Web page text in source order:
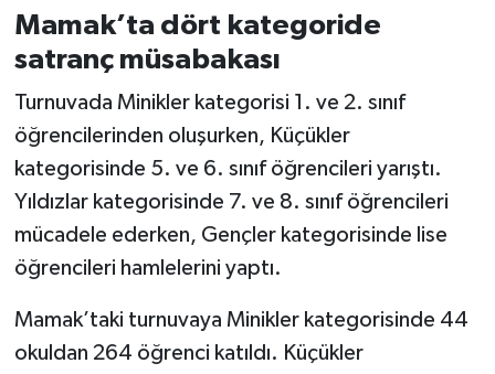
Mamak’ta dört kategoride
satranç müsabakası
Turnuvada Minikler kategorisi 1. ve 2. sınıf
öğrencilerinden oluşurken, Küçükler
kategorisinde 5. ve 6. sınıf öğrencileri yarıştı.
Yıldızlar kategorisinde 7. ve 8. sınıf öğrencileri
mücadele ederken, Gençler kategorisinde lise
öğrencileri hamlelerini yaptı.
Mamak’taki turnuvaya Minikler kategorisinde 44
okuldan 264 öğrenci katıldı. Küçükler